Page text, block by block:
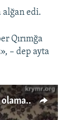
alğan edi.
Qırımğa
– dep ayta
Sürgün etilgen: "Men olğanına inаnıp olamadım"